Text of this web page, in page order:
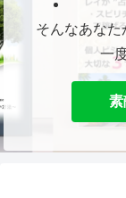
そんなあなた
一
素